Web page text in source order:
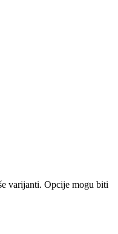
varijanti. Opcije mogu biti